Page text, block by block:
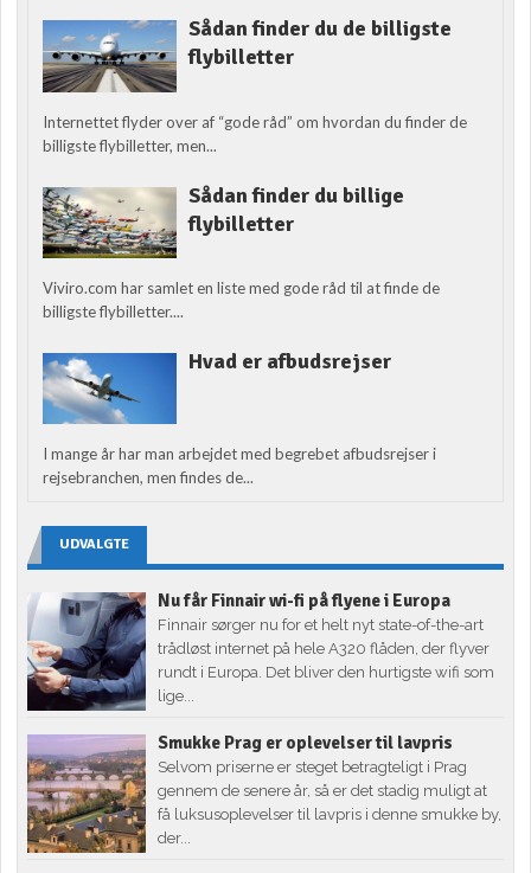
Sådan finder du de billigste
flybilletter
Internettet flyder over af “gode råd” om hvordan du finder de
billigste flybilletter, men...
Sådan finder du billige
flybilletter
Viviro.com har samlet en liste med gode råd til at finde de
billigste flybilletter....
Hvad er afbudsrejser
I mange år har man arbejdet med begrebet afbudsrejser i
rejsebranchen, men findes de...
UDVALGTE
Nu får Finnair wi-fi på flyene i Europa
Finnair sørger nu for et helt nyt state-of-the-art
trådløst internet på hele A320 flåden, der flyver
rundt i Europa. Det bliver den hurtigste wifi som
lige...
Smukke Prag er oplevelser til lavpris
Selvom priserne er steget betragteligt i Prag
gennem de senere år, så er det stadig muligt at
få luksusoplevelser til lavpris i denne smukke by,
der...